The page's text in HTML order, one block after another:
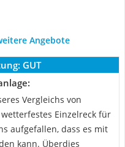
Angebote
GUT
Vergleichs von
Einzelreck für
aufgefallen, dass es mit
kann. Überdies